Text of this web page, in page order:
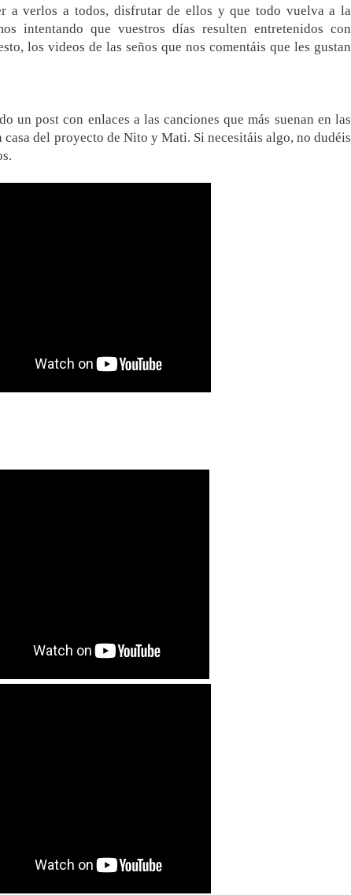
a verlos a todos, disfrutar de ellos y que todo vuelva a la
intentando que vuestros días resulten entretenidos con
los videos de las seños que nos comentáis que les gustan
un post con enlaces a las canciones que más suenan en las
casa del proyecto de Nito y Mati. Si necesitáis algo, no dudéis